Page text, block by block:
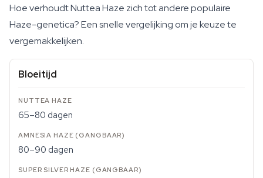
Hoe verhoudt Nuttea Haze zich tot andere populaire
Haze-genetica? Een snelle vergelijking om je keuze te
vergemakkelijken.
Bloeitijd
65–80 dagen
80–90 dagen